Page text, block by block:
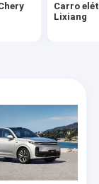
Carro
Lixiang